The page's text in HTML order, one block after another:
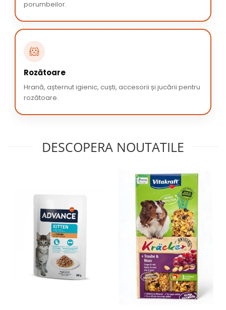
porumbeilor.
🐹
Rozătoare
Hrană, așternut igienic, cuști, accesorii și jucării pentru
rozătoare.
DESCOPERA NOUTATILE